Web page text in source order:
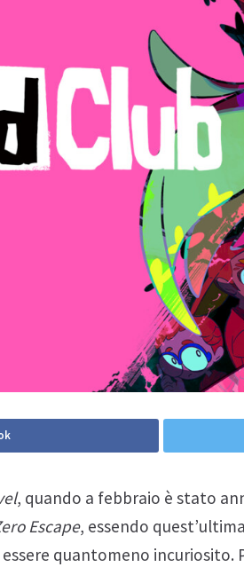
, quando a febbraio è stato
Escape, essendo
quantomeno incuriosito.